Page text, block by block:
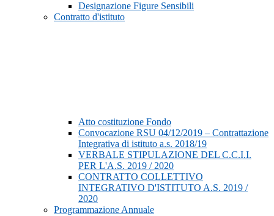
Designazione Figure Sensibili
Contratto d'istituto
Atto costituzione Fondo
Convocazione RSU 04/12/2019 – Contrattazione
Integrativa di istituto a.s. 2018/19
VERBALE STIPULAZIONE DEL C.C.I.I.
PER L'A.S. 2019 / 2020
CONTRATTO COLLETTIVO
INTEGRATIVO D'ISTITUTO A.S. 2019 /
2020
Programmazione Annuale